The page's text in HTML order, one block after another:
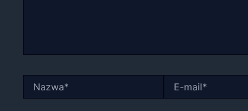
mail*